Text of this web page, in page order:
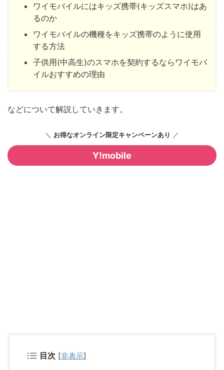
ワイモバイルにはキッズ携帯(キッズスマホ)はあ
るのか
ワイモバイルの機種をキッズ携帯のように使用
する方法
子供用(中高生)のスマホを契約するならワイモバ
イルおすすめの理由
などについて解説していきます。
＼ お得なオンライン限定キャンペーンあり ／
Y!mobile
目次 [非表示]